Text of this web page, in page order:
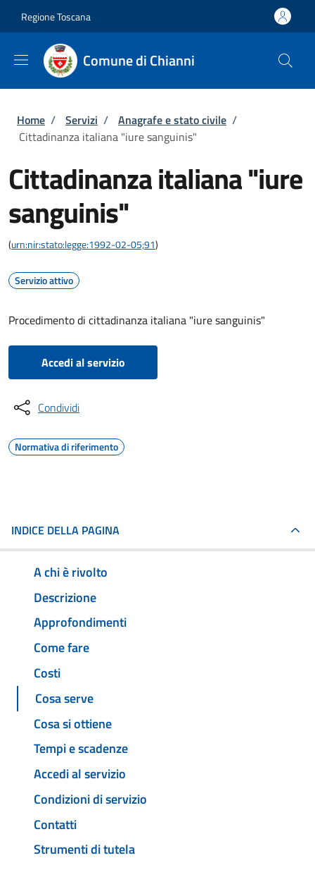
Regione Toscana
Comune di Chianni
Briciole di pane
Home / Servizi / Anagrafe e stato civile /
Cittadinanza italiana "iure sanguinis"
Cittadinanza italiana "iure
sanguinis"
(urn:nir:stato:legge:1992-02-05;91)
Servizio attivo
Procedimento di cittadinanza italiana "iure sanguinis"
Accedi al servizio
Condividi
Normativa di riferimento
INDICE DELLA PAGINA
A chi è rivolto
Descrizione
Approfondimenti
Come fare
Costi
Cosa serve
Cosa si ottiene
Tempi e scadenze
Accedi al servizio
Condizioni di servizio
Contatti
Strumenti di tutela